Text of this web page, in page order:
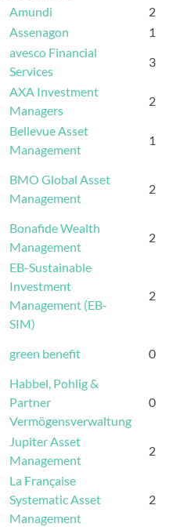
Amundi
2
Assenagon
1
avesco Financial
Services
3
AXA Investment
Managers
2
Bellevue Asset
Management
1
BMO Global Asset
Management
2
Bonafide Wealth
Management
2
EB-Sustainable
Investment
Management (EB-
SIM)
2
green benefit 0
Habbel, Pohlig &
Partner
Vermögensverwaltung
0
Jupiter Asset
Management
2
La Française
Systematic Asset
Management
2